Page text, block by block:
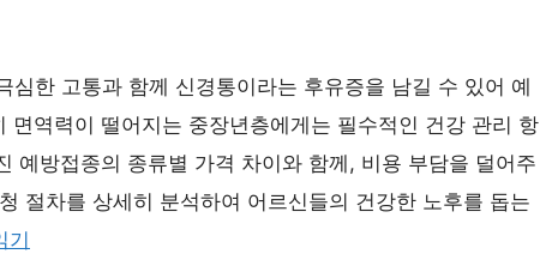
심한 고통과 함께 신경통이라는 후유증을 남길 수 있어 예
면역력이 떨어지는 중장년층에게는 필수적인 건강 관리 항
예방접종의 종류별 가격 차이와 함께, 비용 부담을 덜어주
절차를 상세히 분석하여 어르신들의 건강한 노후를 돕는
기